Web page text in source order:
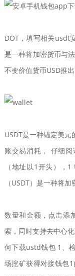
DOT，填写相关usdt
是一种将加密货币与
不变价值货币USD推
USDT是一种锚定美元
账交易消耗， 仔细
（地址以1开头），
（USDT）是一种将
数量和金额，点击添
索，同时支持去中心
何下载ustd钱包 1、
场挖矿获得对接钱包